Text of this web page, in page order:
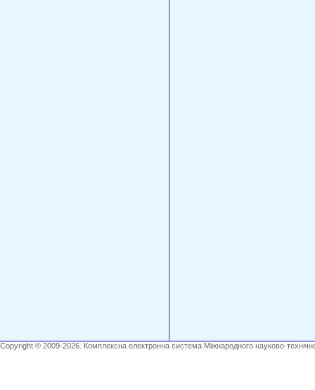
Copyright ® 2009-2026. Комплексна електронна система Міжнародного науково-